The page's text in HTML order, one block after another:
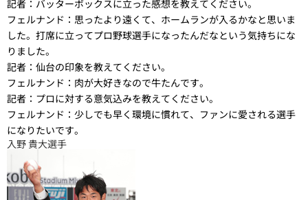
記者： バッターボックスに立った感想を教えてください。
フェルナンド： 思ったより遠くて、ホームランが入るかなと思いま
した。打席に立ってプロ野球選手になったんだなという気持ちにな
りました。
記者： 仙台の印象を教えてください。
フェルナンド： 肉が大好きなので牛たんです。
記者： プロに対する意気込みを教えてください。
フェルナンド： 少しでも早く環境に慣れて、ファンに愛される選手
になりたいです。
入野 貴大選手